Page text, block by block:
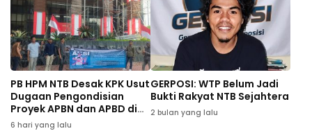
PB HPM NTB Desak KPK Usut
Dugaan Pengondisian
Proyek APBN dan APBD di
Dompu
6 hari yang lalu
GERPOSI: WTP Belum Jadi
Bukti Rakyat NTB Sejahtera
2 bulan yang lalu